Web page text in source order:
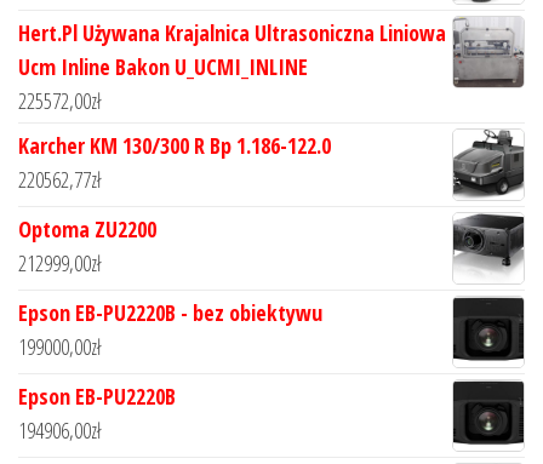
Hert.Pl Używana Krajalnica Ultrasoniczna Liniowa
Ucm Inline Bakon U_UCMI_INLINE
225572,00zł
Karcher KM 130/300 R Bp 1.186-122.0
220562,77zł
Optoma ZU2200
212999,00zł
Epson EB-PU2220B - bez obiektywu
199000,00zł
Epson EB-PU2220B
194906,00zł